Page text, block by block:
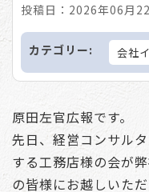
投稿日：2026年06月
カテゴリー: 会社
原田左官広報です。
先日、経営コンサル
する工務店様の会が
の皆様にお越しいただ